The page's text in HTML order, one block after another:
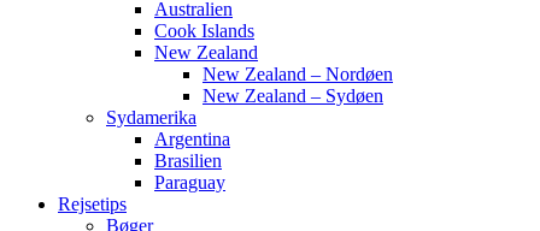
Australien
Cook Islands
New Zealand
New Zealand – Nordøen
New Zealand – Sydøen
Sydamerika
Argentina
Brasilien
Paraguay
Rejsetips
Bøger